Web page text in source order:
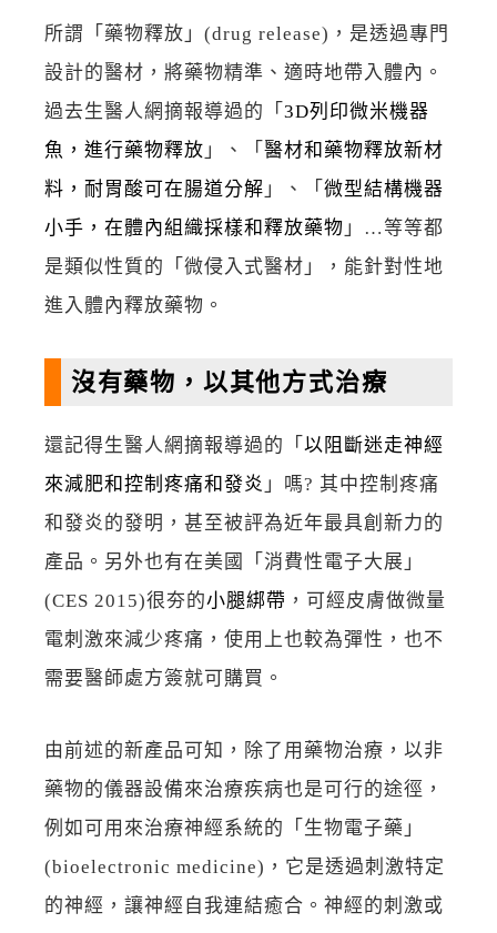
所謂「藥物釋放」(drug release)，是透過專門
設計的醫材，將藥物精準、適時地帶入體內。
過去生醫人網摘報導過的「 3D列印微米機器
魚，進行藥物釋放 」、「 醫材和藥物釋放新材
料，耐胃酸可在腸道分解 」、「 微型結構機器
小手，在體內組織採樣和釋放藥物 」…等等都
是類似性質的「微侵入式醫材」，能針對性地
進入體內釋放藥物。
沒有藥物，以其他方式治療
還記得生醫人網摘報導過的「 以阻斷迷走神經
來減肥和控制疼痛和發炎 」嗎? 其中控制疼痛
和發炎的發明，甚至被評為近年最具創新力的
產品。另外也有在美國「消費性電子大展」
(CES 2015)很夯的小腿綁帶 ，可經皮膚做微量
電刺激來減少疼痛，使用上也較為彈性，也不
需要醫師處方簽就可購買。
由前述的新產品可知，除了用藥物治療，以非
藥物的儀器設備來治療疾病也是可行的途徑，
例如可用來治療神經系統的「生物電子藥」
(bioelectronic medicine)，它是透過刺激特定
的神經，讓神經自我連結癒合。神經的刺激或